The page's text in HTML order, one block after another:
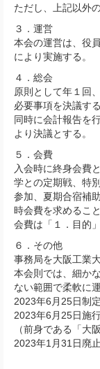
ただし、上記以外
３．運営
本会の運営は、役
により実施する。
４．総会
原則として年１回
必要事項を決議する
同時に会計報告を
より決議とする。
５．会費
入会時に終身会費
学との定期戦、特
参加、夏期合宿補
時会費を求めること
会費は「１．目的
６．その他
事務局を大阪工業
本会則では、細か
ない範囲で柔軟に
2023年6月25日制定
2023年6月25日施
（前身である「大
2023年1月31日廃止